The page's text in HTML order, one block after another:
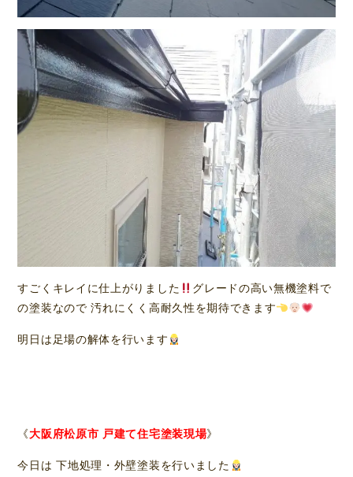
すごくキレイに仕上がりました
グレードの高い無機塗料で
の塗装なので 汚れにくく高耐久性を期待できます
明日は足場の解体を行います
《大阪府松原市 戸建て住宅塗装現場》
今日は 下地処理・外壁塗装を行いました